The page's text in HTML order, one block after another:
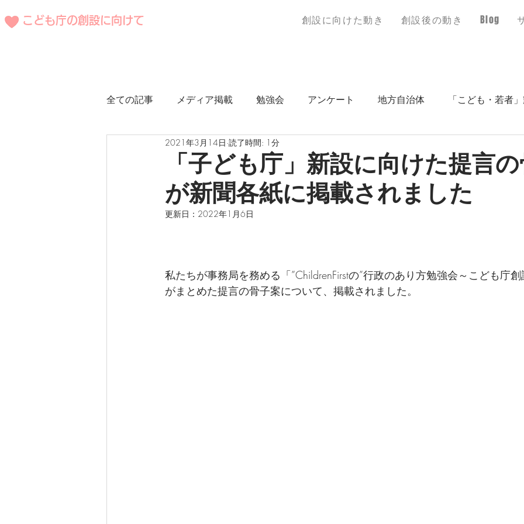
こども庁の創設に向けて 創設に​向けた動き 創設後の動き Blog
全ての記事 メディア掲載 勉強会 アンケート 地方自治体 「こども・若者
海外事例
「子ども庁」新設に向けた提言
が新聞各紙に掲載されました
2021年3月14日 読了時間: 1分
更新日： 2022年1月6日
私たちが事務局を務める「”ChildrenFirstの”行政のあり方勉強会～こども庁創
がまとめた提言の骨子案について、掲載されました。